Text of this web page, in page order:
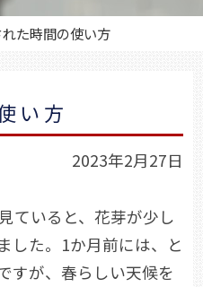
た時間の使い方
い方
2023年2月27日
ていると、花芽が少し
した。1か月前には、と
すが、春らしい天候を